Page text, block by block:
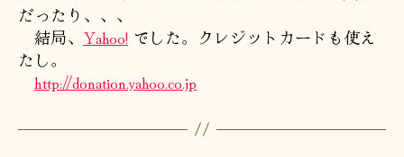
だったり、、、
結局、 Yahoo! でした。クレジットカードも使え
たし。
http://donation.yahoo.co.jp